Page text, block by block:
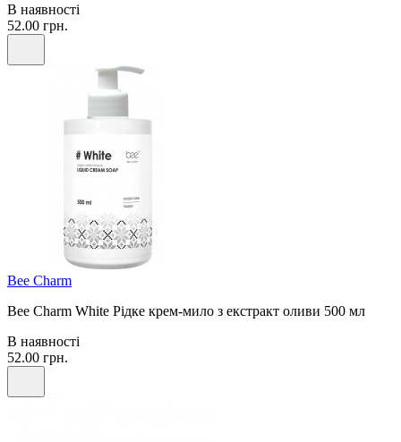
В наявності
52.00 грн.
Bee Сharm
Bee Charm White Рідке крем-мило з екстракт оливи 500 мл
В наявності
52.00 грн.